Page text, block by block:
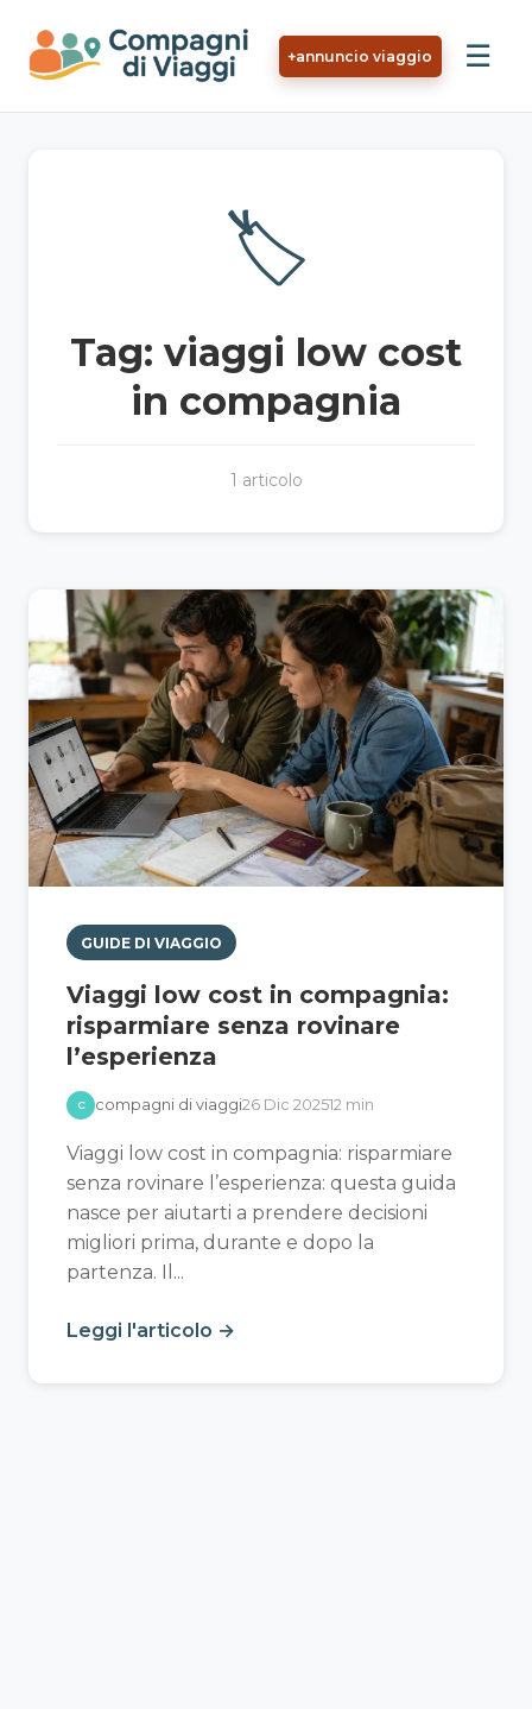
+annuncio viaggio ☰
🏷️
Tag: viaggi low cost
in compagnia
1 articolo
GUIDE DI VIAGGIO
Viaggi low cost in compagnia:
risparmiare senza rovinare
l’esperienza
C compagni di viaggi26 Dic 202512 min
Viaggi low cost in compagnia: risparmiare
senza rovinare l’esperienza: questa guida
nasce per aiutarti a prendere decisioni
migliori prima, durante e dopo la
partenza. Il...
Leggi l'articolo →